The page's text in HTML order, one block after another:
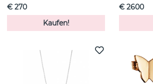
€ 270
Kaufen!
€ 2600